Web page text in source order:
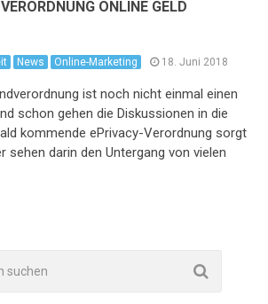
ONLINE GELD
News Online-Marketing 18. Juni 2018
ist noch nicht einmal einen
schon gehen die Diskussionen in die
kommende ePrivacy-Verordnung sorgt
sehen darin den Untergang von vielen